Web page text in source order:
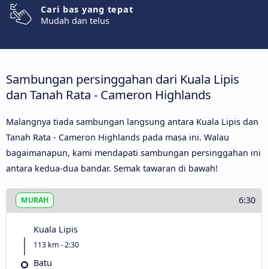
Cari bas yang tepat
Mudah dan telus
Sambungan persinggahan dari Kuala Lipis
dan Tanah Rata - Cameron Highlands
Malangnya tiada sambungan langsung antara Kuala Lipis dan
Tanah Rata - Cameron Highlands pada masa ini. Walau
bagaimanapun, kami mendapati sambungan persinggahan ini
antara kedua-dua bandar. Semak tawaran di bawah!
MURAH 6:30
Kuala Lipis
113 km - 2:30
Batu